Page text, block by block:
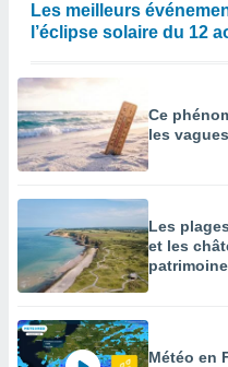
Les meilleurs
l’éclipse solaire du 12
Ce
les
Les
et les
Météo en